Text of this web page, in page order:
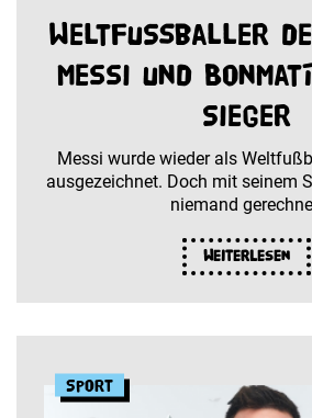
Weltfußballer
Messi und
Sieger
Messi wurde wieder als
ausgezeichnet. Doch mit seinem
niemand
Weiterlesen
Sport